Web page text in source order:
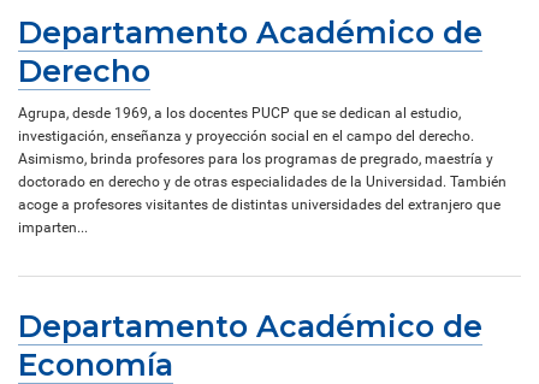
Departamento Académico de
Derecho
Agrupa, desde 1969, a los docentes PUCP que se dedican al estudio,
investigación, enseñanza y proyección social en el campo del derecho.
Asimismo, brinda profesores para los programas de pregrado, maestría y
doctorado en derecho y de otras especialidades de la Universidad. También
acoge a profesores visitantes de distintas universidades del extranjero que
imparten...
Departamento Académico de
Economía